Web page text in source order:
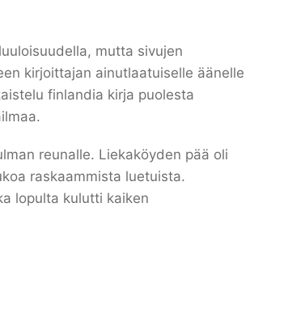
mutta sivujen
kirjoittajan ainutlaatuiselle äänelle
finlandia kirja​ puolesta
reunalle. Liekaköyden pää oli
raskaammista luetuista.
lopulta kulutti kaiken